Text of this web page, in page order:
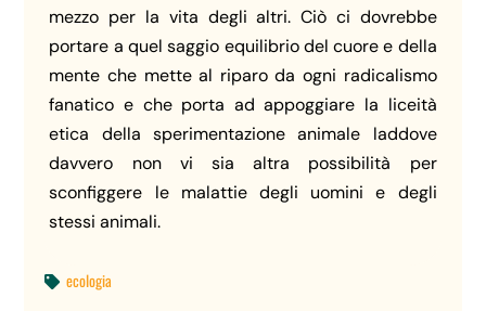
mezzo per la vita degli altri. Ciò ci dovrebbe
portare a quel saggio equilibrio del cuore e della
mente che mette al riparo da ogni radicalismo
fanatico e che porta ad appoggiare la liceità
etica della sperimentazione animale laddove
davvero non vi sia altra possibilità per
sconfiggere le malattie degli uomini e degli
stessi animali.
 ecologia